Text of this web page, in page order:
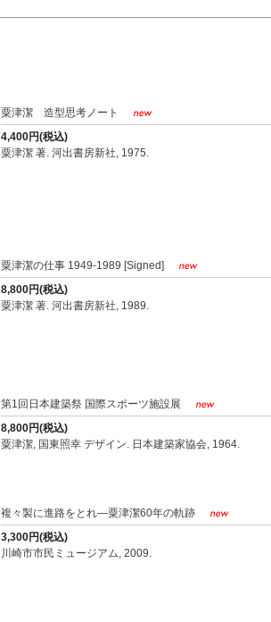
粟津潔 造型思考ノート
4,400円(税込)
粟津潔 著. 河出書房新社, 1975.
粟津潔の仕事 1949-1989 [Signed]
8,800円(税込)
粟津潔 著. 河出書房新社, 1989.
第1回日本建築祭 国際スポーツ施設展
8,800円(税込)
粟津潔, 国東照幸 デザイン. 日本建築家協会, 1964.
複々製に進路をとれ―粟津潔60年の軌跡
3,300円(税込)
川崎市市民ミュージアム, 2009.